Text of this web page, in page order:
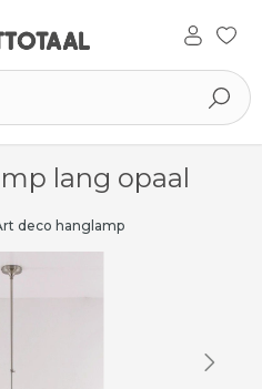
lang opaal
deco hanglamp